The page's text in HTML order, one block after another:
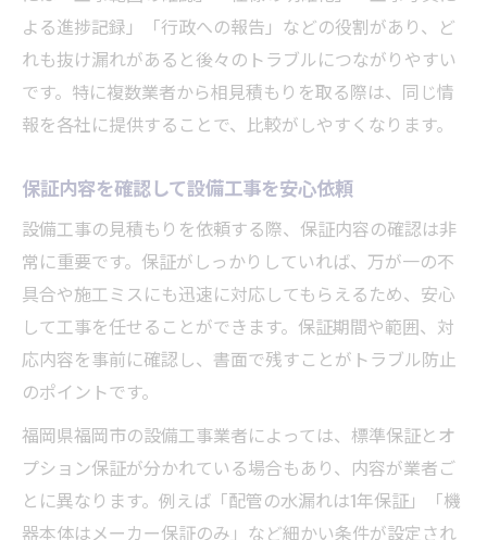
よる進捗記録」「行政への報告」などの役割があり、ど
れも抜け漏れがあると後々のトラブルにつながりやすい
です。特に複数業者から相見積もりを取る際は、同じ情
報を各社に提供することで、比較がしやすくなります。
保証内容を確認して設備工事を安心依頼
設備工事の見積もりを依頼する際、保証内容の確認は非
常に重要です。保証がしっかりしていれば、万が一の不
具合や施工ミスにも迅速に対応してもらえるため、安心
して工事を任せることができます。保証期間や範囲、対
応内容を事前に確認し、書面で残すことがトラブル防止
のポイントです。
福岡県福岡市の設備工事業者によっては、標準保証とオ
プション保証が分かれている場合もあり、内容が業者ご
とに異なります。例えば「配管の水漏れは1年保証」「機
器本体はメーカー保証のみ」など細かい条件が設定され